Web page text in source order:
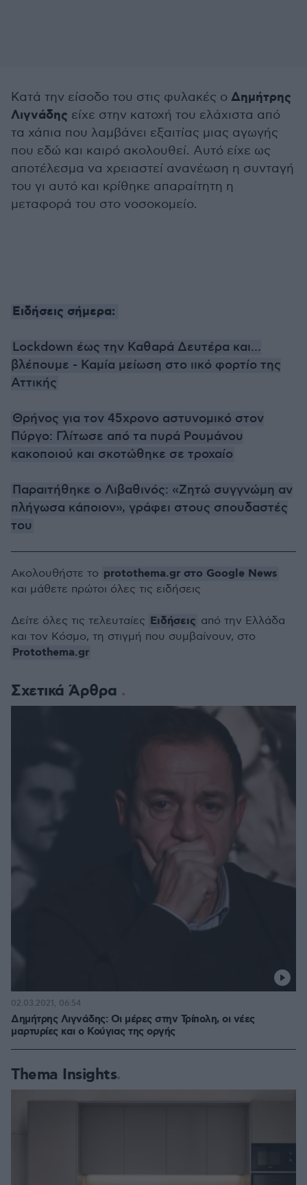
Κατά την είσοδο του στις φυλακές ο Δημήτρης
Λιγνάδης είχε στην κατοχή του ελάχιστα από
τα χάπια που λαμβάνει εξαιτίας μιας αγωγής
που εδώ και καιρό ακολουθεί. Αυτό είχε ως
αποτέλεσμα να χρειαστεί ανανέωση η συνταγή
του γι αυτό και κρίθηκε απαραίτητη η
μεταφορά του στο νοσοκομείο.
Ειδήσεις σήμερα:
Lockdown έως την Καθαρά Δευτέρα και...
βλέπουμε - Καμία μείωση στο ιικό φορτίο της
Αττικής
Θρήνος για τον 45χρονο αστυνομικό στον
Πύργο: Γλίτωσε από τα πυρά Ρουμάνου
κακοποιού και σκοτώθηκε σε τροχαίο
Παραιτήθηκε ο Λιβαθινός: «Ζητώ συγγνώμη αν
πλήγωσα κάποιον», γράφει στους σπουδαστές
του
Σχετικά Άρθρα
Δημήτρης Λιγνάδης: Οι μέρες στην Τρίπολη, οι νέες
μαρτυρίες και ο Κούγιας της οργής
02.03.2021, 06:54
Thema Insights
Ακολουθήστε το protothema.gr στο Google News
και μάθετε πρώτοι όλες τις ειδήσεις
Δείτε όλες τις τελευταίες Ειδήσεις από την Ελλάδα
και τον Κόσμο, τη στιγμή που συμβαίνουν, στο
Protothema.gr